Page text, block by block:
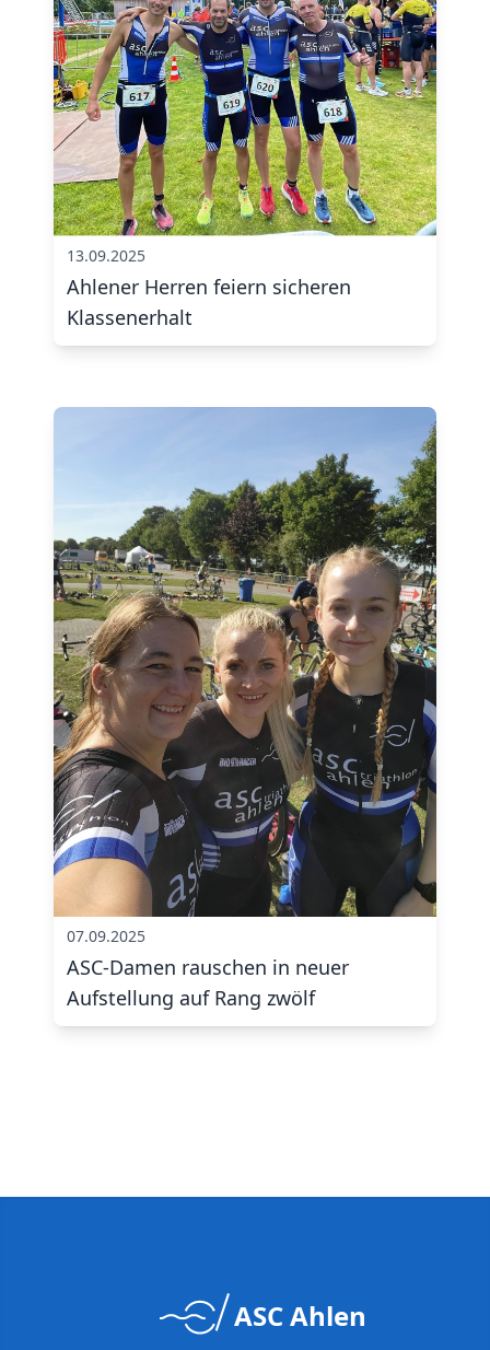
13.09.2025
Ahlener Herren feiern sicheren
Klassenerhalt
07.09.2025
ASC-Damen rauschen in neuer
Aufstellung auf Rang zwölf
ASC Ahlen